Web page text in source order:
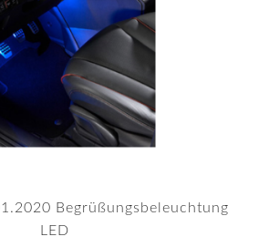
Begrüßungsbeleuchtung
LED